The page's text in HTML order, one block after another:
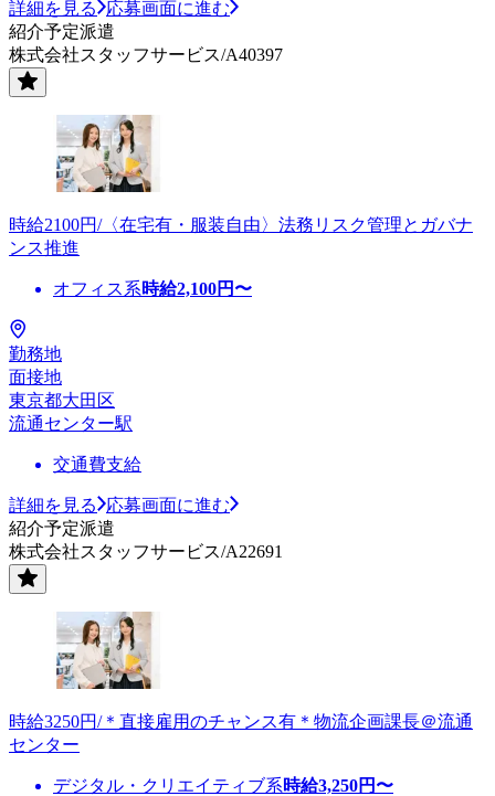
詳細を見る
応募画面に進む
紹介予定派遣
株式会社スタッフサービス/A40397
時給2100円/〈在宅有・服装自由〉法務リスク管理とガバナ
ンス推進
オフィス系時給2,100円〜
勤務地
面接地
東京都大田区
流通センター駅
交通費支給
詳細を見る
応募画面に進む
紹介予定派遣
株式会社スタッフサービス/A22691
時給3250円/＊直接雇用のチャンス有＊物流企画課長＠流通
センター
デジタル・クリエイティブ系時給3,250円〜